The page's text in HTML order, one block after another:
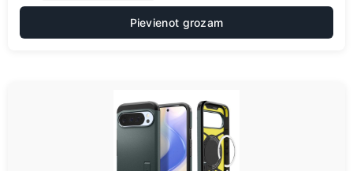
Pievienot grozam